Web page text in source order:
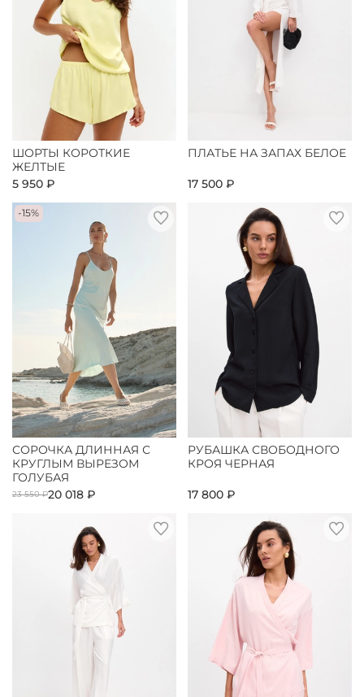
ШОРТЫ КОРОТКИЕ
ЖЕЛТЫЕ
5 950 ₽
ПЛАТЬЕ НА ЗАПАХ БЕЛОЕ
17 500 ₽
-15%
СОРОЧКА ДЛИННАЯ С
КРУГЛЫМ ВЫРЕЗОМ
ГОЛУБАЯ
23 550 ₽20 018 ₽
РУБАШКА СВОБОДНОГО
КРОЯ ЧЕРНАЯ
17 800 ₽